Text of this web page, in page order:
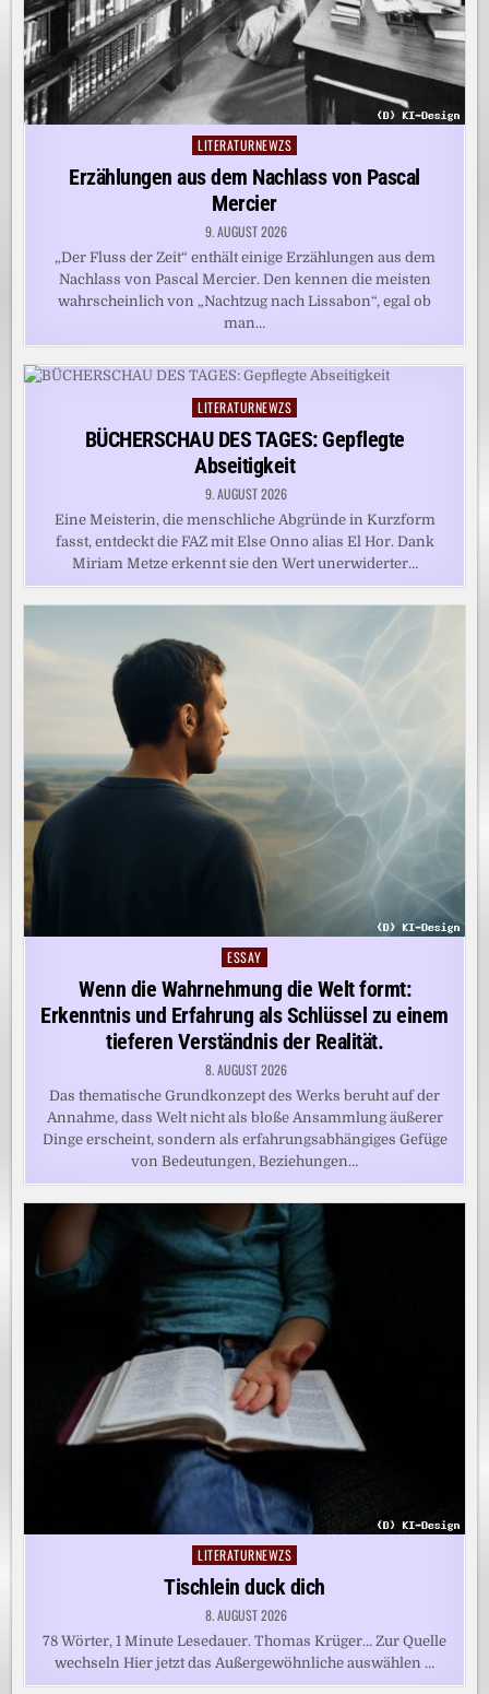
Posted
LITERATURNEWZS
Erzählungen aus dem Nachlass von Pascal
Mercier
9. AUGUST 2026
„Der Fluss der Zeit“ enthält einige Erzählungen aus dem
Nachlass von Pascal Mercier. Den kennen die meisten
wahrscheinlich von „Nachtzug nach Lissabon“, egal ob
man…
Posted
in
LITERATURNEWZS
BÜCHERSCHAU DES TAGES: Gepflegte
Abseitigkeit
9. AUGUST 2026
Eine Meisterin, die menschliche Abgründe in Kurzform
fasst, entdeckt die FAZ mit Else Onno alias El Hor. Dank
Miriam Metze erkennt sie den Wert unerwiderter…
Posted
in
ESSAY
Wenn die Wahrnehmung die Welt formt:
Erkenntnis und Erfahrung als Schlüssel zu einem
tieferen Verständnis der Realität.
8. AUGUST 2026
Das thematische Grundkonzept des Werks beruht auf der
Annahme, dass Welt nicht als bloße Ansammlung äußerer
Dinge erscheint, sondern als erfahrungsabhängiges Gefüge
von Bedeutungen, Beziehungen…
Posted
in
LITERATURNEWZS
Tischlein duck dich
8. AUGUST 2026
78 Wörter, 1 Minute Lesedauer. Thomas Krüger… Zur Quelle
wechseln Hier jetzt das Außergewöhnliche auswählen …